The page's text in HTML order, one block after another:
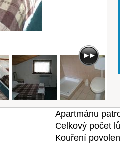
Apartmánu
Celkový počet
Kouření